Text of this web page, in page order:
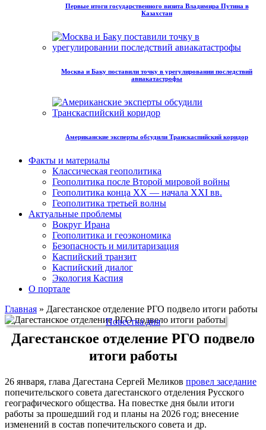
Первые итоги государственного визита Владимира Путина в
Казахстан
Москва и Баку поставили точку в урегулировании последствий
авиакатастрофы
Американские эксперты обсудили Транскаспийский коридор
Факты и материалы
Классическая геополитика
Геополитика после Второй мировой войны
Геополитика конца XX — начала XXI вв.
Геополитика третьей волны
Актуальные проблемы
Вокруг Ирана
Геополитика и геоэкономика
Безопасность и милитаризация
Каспийский транзит
Каспийский диалог
Экология Каспия
О портале
Главная » Дагестанское отделение РГО подвело итоги работы
Повестка дня
Дагестанское отделение РГО подвело
итоги работы
26 января, глава Дагестана Сергей Меликов провел заседание
попечительского совета дагестанского отделения Русского
географического общества. На повестке дня были итоги
работы за прошедший год и планы на 2026 год; внесение
изменений в состав попечительского совета и др.